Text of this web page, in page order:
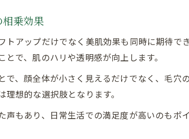
乗効果
トアップだけでなく美肌効果も同時に期待で
で、肌のハリや透明感が向上します。
で、顔全体が小さく見えるだけでなく、毛
想的な選択肢となります。
もあり、日常生活での満足度が高いのもポ